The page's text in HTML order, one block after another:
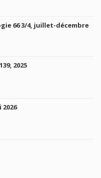
66 3/4, juillet-décembre
2025